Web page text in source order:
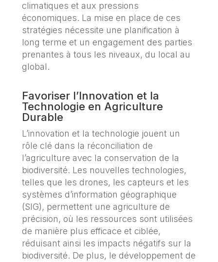
climatiques et aux pressions
économiques. La mise en place de ces
stratégies nécessite une planification à
long terme et un engagement des parties
prenantes à tous les niveaux, du local au
global.
Favoriser l’Innovation et la
Technologie en Agriculture
Durable
L’innovation et la technologie jouent un
rôle clé dans la réconciliation de
l’agriculture avec la conservation de la
biodiversité. Les nouvelles technologies,
telles que les drones, les capteurs et les
systèmes d’information géographique
(SIG), permettent une agriculture de
précision, où les ressources sont utilisées
de manière plus efficace et ciblée,
réduisant ainsi les impacts négatifs sur la
biodiversité. De plus, le développement de